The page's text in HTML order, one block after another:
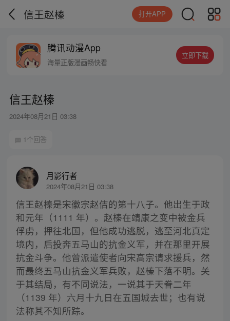
信王赵榛 打开APP
腾讯动漫App
海量正版漫画畅快看
立即下载
信王赵榛
2024年08月21日 03:38
1个回答
月影行者
2024年08月21日 03:38
信王赵榛是宋徽宗赵佶的第十八子。他出生于政
和元年（1111 年）。赵榛在靖康之变中被金兵
俘虏，押往北国，但他成功逃脱，逃至河北真定
境内，后投奔五马山的抗金义军，并在那里开展
抗金斗争。他曾派遣使者向宋高宗请求援兵，然
而最终五马山抗金义军兵败，赵榛下落不明。关
于其结局，有不同说法，一说其于天眷二年
（1139 年）六月十九日在五国城去世；也有说
法称其不知所踪。